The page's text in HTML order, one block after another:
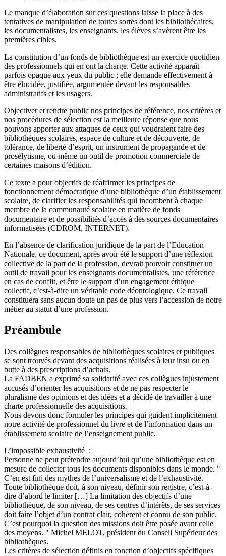
Le manque d’élaboration sur ces questions laisse la place à des
tentatives de manipulation de toutes sortes dont les bibliothécaires,
les documentalistes, les enseignants, les élèves s’avèrent être les
premières cibles.
La constitution d’un fonds de bibliothèque est un exercice quotidien
des professionnels qui en ont la charge. Cette activité apparaît
parfois opaque aux yeux du public ; elle demande effectivement à
être élucidée, justifiée, argumentée devant les responsables
administratifs et les usagers.
Objectiver et rendre public nos principes de référence, nos critères et
nos procédures de sélection est la meilleure réponse que nous
pouvons apporter aux attaques de ceux qui voudraient faire des
bibliothèques scolaires, espace de culture et de découverte, de
tolérance, de liberté d’esprit, un instrument de propagande et de
prosélytisme, ou même un outil de promotion commerciale de
certaines maisons d’édition.
Ce texte a pour objectifs de réaffirmer les principes de
fonctionnement démocratique d’une bibliothèque d’un établissement
scolaire, de clarifier les responsabilités qui incombent à chaque
membre de la communauté scolaire en matière de fonds
documentaire et de possibilités d’accès à des sources documentaires
informatisées (CDROM, INTERNET).
En l’absence de clarification juridique de la part de l’Education
Nationale, ce document, après avoir été le support d’une réflexion
collective de la part de la profession, devrait pouvoir constituer un
outil de travail pour les enseignants documentalistes, une référence
en cas de conflit, et être le support d’un engagement éthique
collectif, c’est-à-dire un véritable code déontologique. Ce travail
constituera sans aucun doute un pas de plus vers l’accession de notre
métier au statut d’une profession.
Préambule
Des collègues responsables de bibliothèques scolaires et publiques
se sont trouvés devant des acquisitions réalisées à leur insu ou en
butte à des prescriptions d’achats.
La FADBEN a exprimé sa solidarité avec ces collègues injustement
accusés d’orienter les acquisitions et de ne pas respecter le
pluralisme des opinions et des idées et a décidé de travailler à une
charte professionnelle des acquisitions.
Nous devons donc formuler les principes qui guident implicitement
notre activité de professionnel du livre et de l’information dans un
établissement scolaire de l’enseignement public.
L’impossible exhaustivité :
Personne ne peut prétendre aujourd’hui qu’une bibliothèque est en
mesure de collecter tous les documents disponibles dans le monde. "
C’en est fini des mythes de l’universalisme et de l’exhaustivité.
Toute bibliothèque doit, à son niveau, définir son registre, c’est-à-
dire d’abord le limiter […] La limitation des objectifs d’une
bibliothèque, de son niveau, de ses centres d’intérêts, de ses services
doit faire l’objet d’un contrat clair, cohérent et connu de son public.
C’est pourquoi la question des missions doit être posée avant celle
des moyens. " Michel MELOT, président du Conseil Supérieur des
bibliothèques.
Les critères de sélection définis en fonction d’objectifs spécifiques